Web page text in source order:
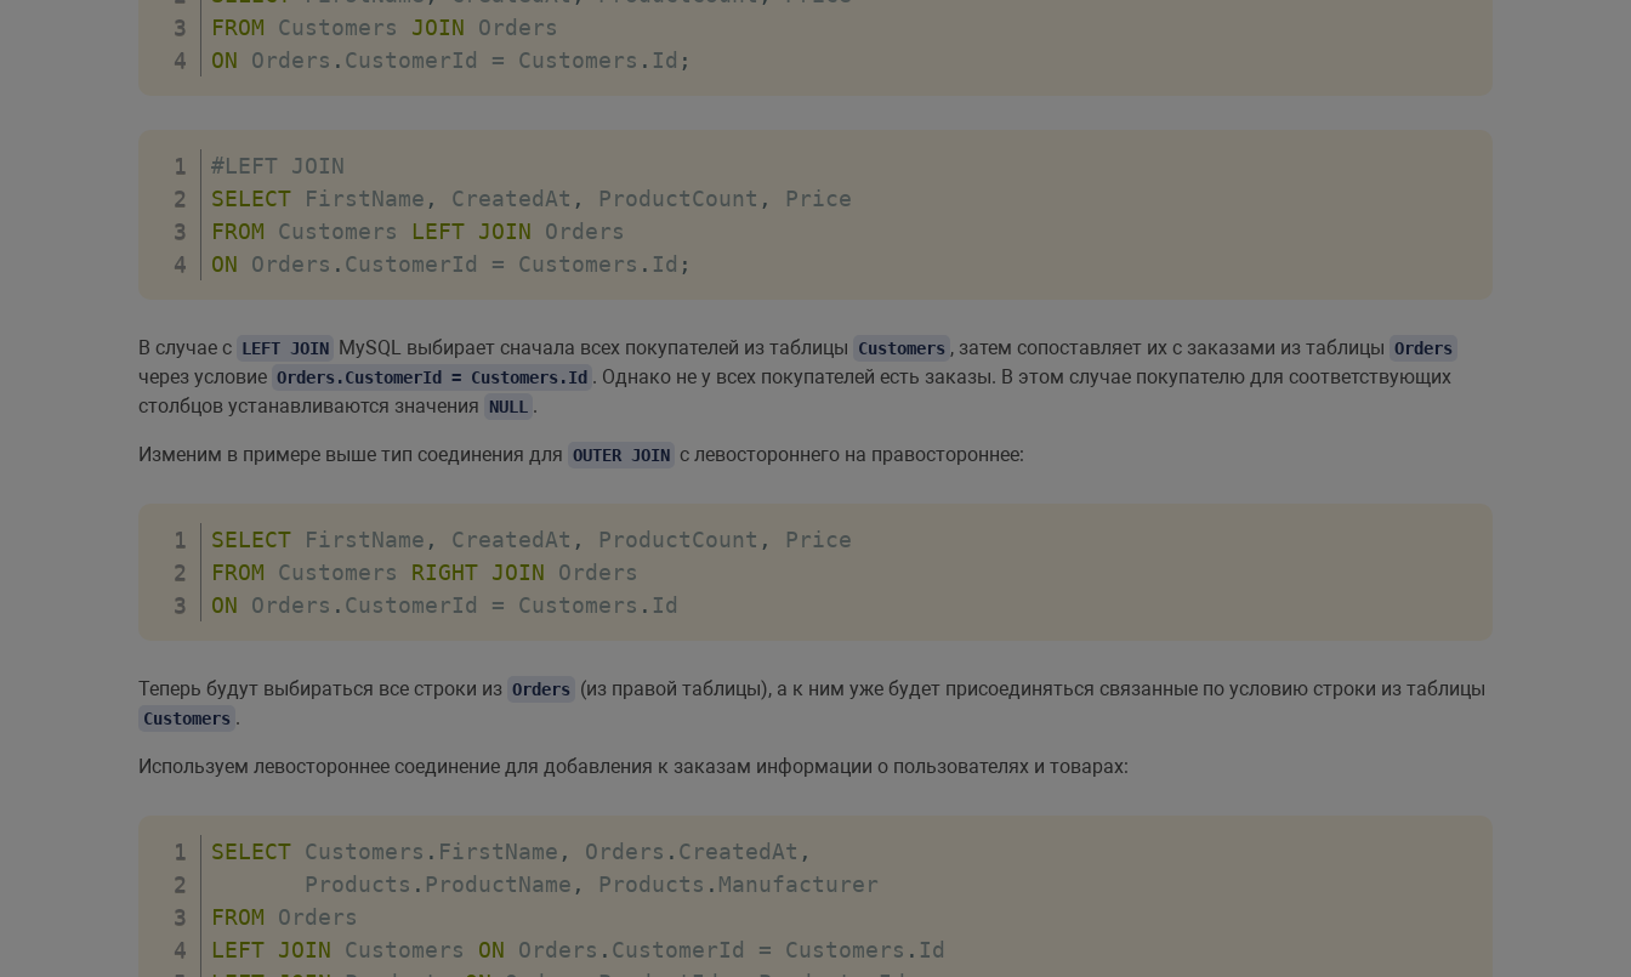
FROM Customers JOIN
ON Orders . CustomerId = Customers . Id ;
#LEFT JOIN
SELECT FirstName , CreatedAt , ProductCount ,
FROM Customers LEFT JOIN
ON Orders . CustomerId = Customers . Id ;
В случае с LEFT JOIN MySQL выбирает сначала всех покупателей из таблицы Customers , затем сопоставляет их с заказами из таблицы Orders
через условие Orders.CustomerId = Customers.Id . Однако не у всех покупателей есть заказы. В этом случае покупателю для соответствующих
столбцов устанавливаются значения
NULL .
Изменим в примере выше тип соединения для OUTER JOIN с левостороннего на правостороннее:
SELECT FirstName , CreatedAt , ProductCount ,
FROM Customers RIGHT JOIN
ON Orders . CustomerId = Customers . Id
Теперь будут выбираться все строки из Orders (из правой таблицы), а к ним уже будет присоединяться связанные по условию строки из таблицы
Customers .
Используем левостороннее соединение для добавления к заказам информации о пользователях и товарах:
SELECT Customers . FirstName , Orders . CreatedAt ,
       Products
. ProductName , Products .
FROM
LEFT JOIN Customers ON Orders . CustomerId = Customers .